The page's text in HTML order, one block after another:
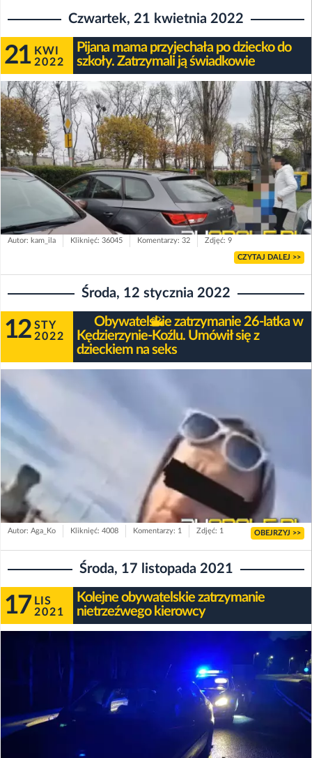
Czwartek, 21 kwietnia 2022
21 KWI
2022
Pijana mama przyjechała po dziecko do
szkoły. Zatrzymali ją świadkowie
Autor: kam_ila Kliknięć: 36045 Komentarzy: 32 Zdjęć: 9
CZYTAJ DALEJ >>
Środa, 12 stycznia 2022
12 STY
2022
Obywatelskie zatrzymanie 26-latka w
Kędzierzynie-Koźlu. Umówił się z
dzieckiem na seks
Autor: Aga_Ko Kliknięć: 4008 Komentarzy: 1 Zdjęć: 1 OBEJRZYJ >>
Środa, 17 listopada 2021
17 LIS
2021
Kolejne obywatelskie zatrzymanie
nietrzeźwego kierowcy